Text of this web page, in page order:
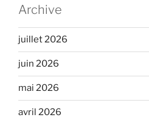
Archive
juillet 2026
juin 2026
mai 2026
avril 2026